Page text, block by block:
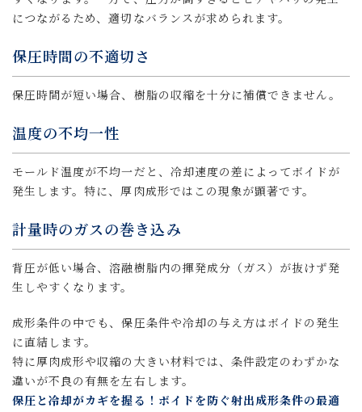
につながるため、適切なバランスが求められます。
保圧時間の不適切さ
保圧時間が短い場合、樹脂の収縮を十分に補償できません。
温度の不均一性
モールド温度が不均一だと、冷却速度の差によってボイドが
発生します。特に、厚肉成形ではこの現象が顕著です。
計量時のガスの巻き込み
背圧が低い場合、溶融樹脂内の揮発成分（ガス）が抜けず発
生しやすくなります。
成形条件の中でも、保圧条件や冷却の与え方はボイドの発生
に直結します。
特に厚肉成形や収縮の大きい材料では、条件設定のわずかな
違いが不良の有無を左右します。
保圧と冷却がカギを握る！ボイドを防ぐ射出成形条件の最適